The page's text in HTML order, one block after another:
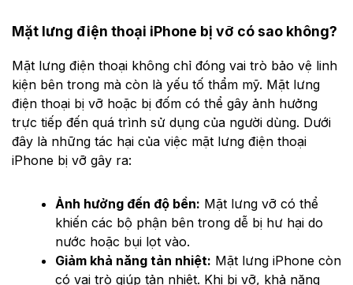
Mặt lưng điện thoại iPhone bị vỡ có sao không?
Mặt lưng điện thoại không chỉ đóng vai trò bảo vệ linh
kiện bên trong mà còn là yếu tố thẩm mỹ. Mặt lưng
điện thoại bị vỡ hoặc bị đốm có thể gây ảnh hưởng
trực tiếp đến quá trình sử dụng của người dùng. Dưới
đây là những tác hại của việc mặt lưng điện thoại
iPhone bị vỡ gây ra:
Ảnh hưởng đến độ bền: Mặt lưng vỡ có thể
khiến các bộ phận bên trong dễ bị hư hại do
nước hoặc bụi lọt vào.
Giảm khả năng tản nhiệt: Mặt lưng iPhone còn
có vai trò giúp tản nhiệt. Khi bị vỡ, khả năng